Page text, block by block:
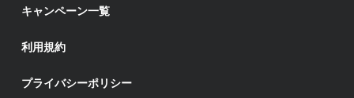
キャンペーン一覧
利用規約
プライバシーポリシー